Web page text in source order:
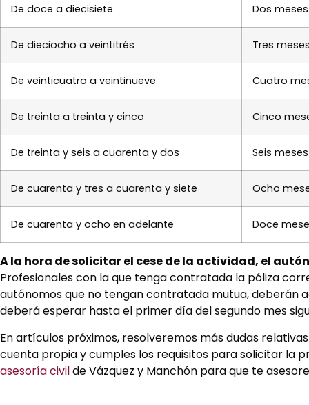
De doce a diecisiete Dos meses
De dieciocho a veintitrés Tres meses
De veinticuatro a veintinueve Cuatro
De treinta a treinta y cinco Cinco
De treinta y seis a cuarenta y dos Seis meses
De cuarenta y tres a cuarenta y siete Ocho
De cuarenta y ocho en adelante Doce
A la hora de solicitar el cese de la actividad, el
Profesionales con la que tenga contratada la póliza
autónomos que no tengan contratada mutua, deberán
deberá esperar hasta el primer día del segundo mes
En artículos próximos, resolveremos más dudas
cuenta propia y cumples los requisitos para solicitar la
asesoría civilde Vázquez y Manchón para que te